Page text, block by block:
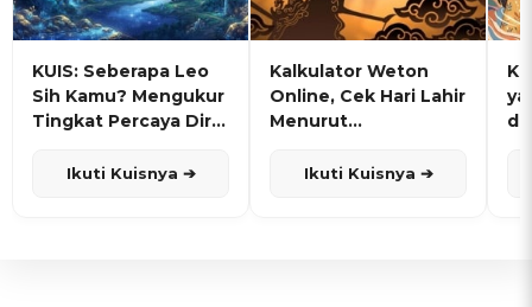
KUIS: Seberapa Leo
Sih Kamu? Mengukur
Tingkat Percaya Diri
Ikuti Kuisnya ➔
Kalkulator Weton
Online, Cek Hari Lahir
Menurut
Ikuti Kuisnya ➔